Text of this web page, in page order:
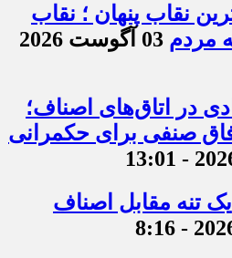
نقاب پنهان ؛ نقاب
مردم
03 آگوست 2026
در اتاق‌های اصناف؛
صنفی برای حکمرانی
تنه مقابل اصناف